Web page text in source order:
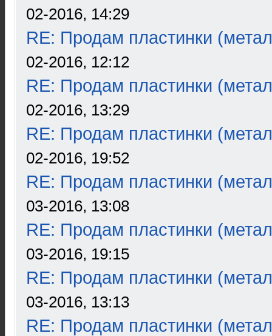
02-2016, 14:29
RE: Продам пластинки
02-2016, 12:12
RE: Продам пластинки
02-2016, 13:29
RE: Продам пластинки
02-2016, 19:52
RE: Продам пластинки
03-2016, 13:08
RE: Продам пластинки
03-2016, 19:15
RE: Продам пластинки
03-2016, 13:13
RE: Продам пластинки